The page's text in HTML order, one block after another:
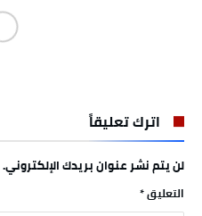
اترك تعليقاً
لن يتم نشر عنوان بريدك الإلكتروني.
التعليق*